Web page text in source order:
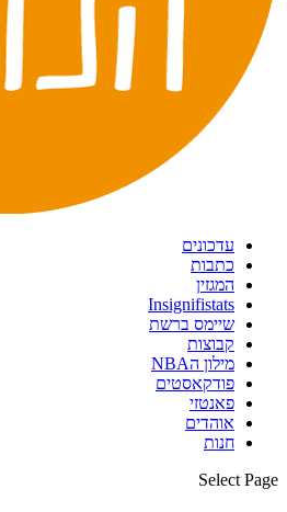
עדכונים
כתבות
המגזין
Insignifistats
שיימס ברשת
קבוצות
מילון הNBA
פודקאסטים
פאנטזי
אוהדים
חנות
Select Page